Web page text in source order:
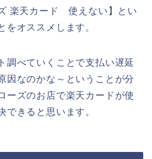
楽天カード 使えない】とい
をオススメします。
調べていくことで支払い遅延
因なのかな～ということが分
ーズのお店で楽天カードが使
できると思います。